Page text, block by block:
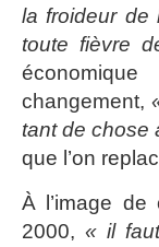
la froideur de
toute fièvre
changement,
tant de chose
que l’on
À l’image de
2000, « il